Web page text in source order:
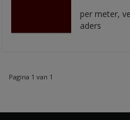
per meter,
aders
Pagina 1 van 1